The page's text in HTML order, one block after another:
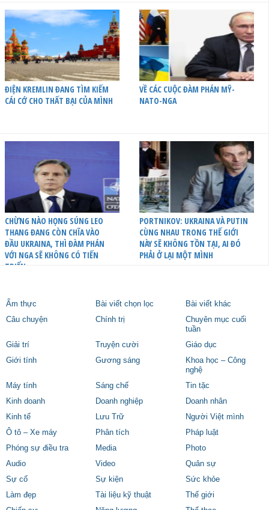
ĐIỆN KREMLIN ĐANG TÌM KIẾM
CÁI CỚ CHO THẤT BẠI CỦA MÌNH
VỀ CÁC CUỘC ĐÀM PHÁN MỸ-
NATO-NGA
CHỪNG NÀO HỌNG SÚNG LEO
THANG ĐANG CÒN CHĨA VÀO
ĐẦU UKRAINA, THÌ ĐÀM PHÁN
VỚI NGA SẼ KHÔNG CÓ TIẾN
TRIỂN
PORTNIKOV: UKRAINA VÀ PUTIN
CÙNG NHAU TRONG THẾ GIỚI
NÀY SẼ KHÔNG TỒN TẠI, AI ĐÓ
PHẢI Ở LẠI MỘT MÌNH
Ẩm thực Bài viết chọn lọc
Bài viết khác
Câu chuyện
Chính trị
Chuyên mục cuối
tuần
Giải trí
Truyện cười
Giáo dục
Giới tính
Gương sáng
Khoa học – Công
nghệ
Máy tính
Sáng chế
Tin tặc
Kinh doanh
Doanh nghiệp
Doanh nhân
Kinh tế
Lưu Trữ
Người Việt mình
Ô tô – Xe máy
Phân tích
Pháp luật
Phóng sự điều tra
Media
Photo
Audio
Video
Quân sự
Sự cố
Sự kiện
Sức khỏe
Làm đẹp
Tài liệu kỹ thuật
Thế giới